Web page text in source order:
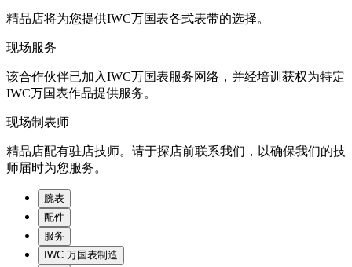
精品店将为您提供IWC万国表各式表带的选择。
现场服务
该合作伙伴已加入IWC万国表服务网络，并经培训获权为特定
IWC万国表作品提供服务。
现场制表师
精品店配有驻店技师。请于探店前联系我们，以确保我们的技
师届时为您服务。
腕表
配件
服务
IWC 万国表制造